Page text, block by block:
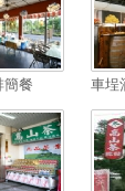
簡餐 車埕